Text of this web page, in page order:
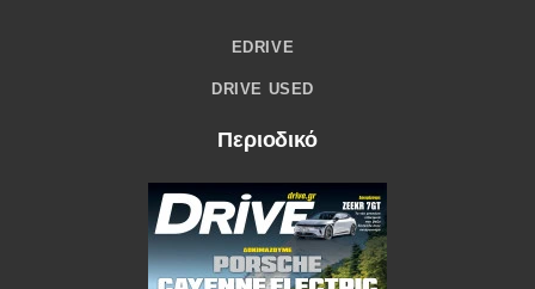
EDRIVE
DRIVE USED
Περιοδικό